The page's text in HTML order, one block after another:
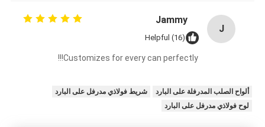
J
Jammy
Helpful (16)
Customizes for every can perfectly!!!
ألواح الصلب المدرفلة على البارد
شريط فولاذي مدرفل على البارد
لوح فولاذي مدرفل على البارد